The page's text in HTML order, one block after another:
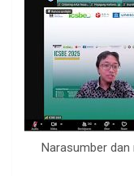
Narasumber dan